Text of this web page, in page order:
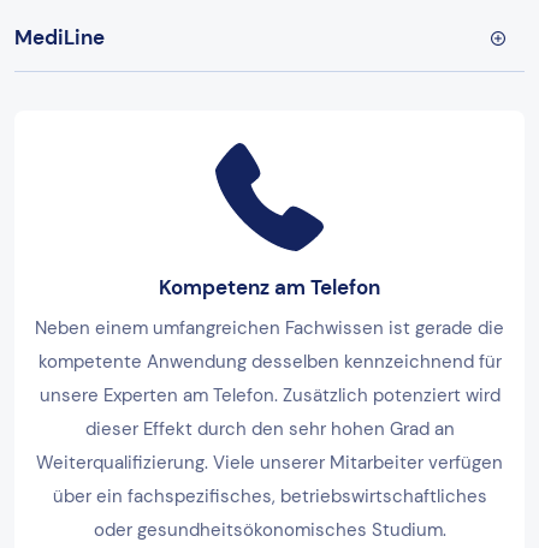
MediLine
Kompetenz am Telefon
Neben einem umfangreichen Fachwissen ist gerade die
kompetente Anwendung desselben kennzeichnend für
unsere Experten am Telefon. Zusätzlich potenziert wird
dieser Effekt durch den sehr hohen Grad an
Weiterqualifizierung. Viele unserer Mitarbeiter verfügen
über ein fachspezifisches, betriebswirtschaftliches
oder gesundheitsökonomisches Studium.